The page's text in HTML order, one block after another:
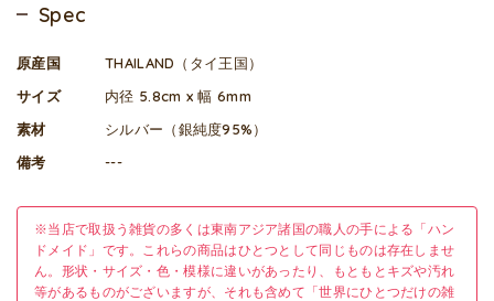
Spec
原産国
THAILAND（タイ王国）
サイズ
内径 5.8cm x 幅 6mm
素材
シルバー（銀純度95%）
備考
---
※当店で取扱う雑貨の多くは東南アジア諸国の職人の手による「ハン
ドメイド」です。これらの商品はひとつとして同じものは存在しませ
ん。形状・サイズ・色・模様に違いがあったり、もともとキズや汚れ
等があるものがございますが、それも含めて「世界にひとつだけの雑